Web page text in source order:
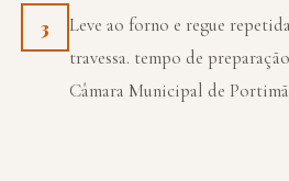
3
Leve ao forno e regue
travessa. tempo de
Câmara Municipal de